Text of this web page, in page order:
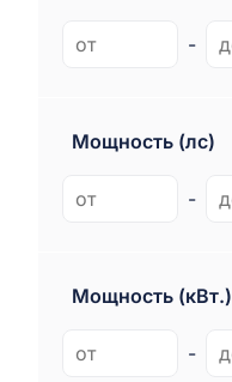
-
Мощность (лс)
-
Мощность (кВт.)
-